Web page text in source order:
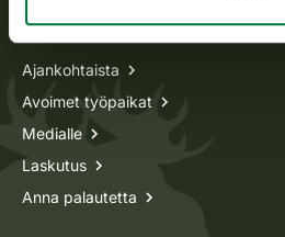
Tietoa meistä
Ajankohtaista
Avoimet työpaikat
Medialle
Laskutus
Anna palautetta